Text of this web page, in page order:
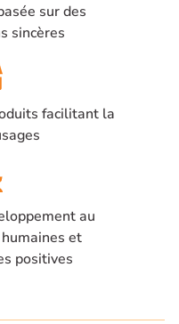
sur des
sincères
facilitant la
au
humaines et
positives